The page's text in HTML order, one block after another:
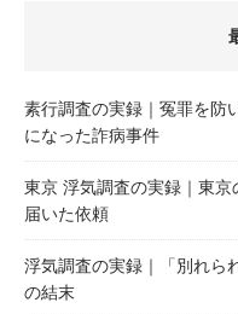
素行調査の実録｜冤罪を防
になった詐病事件
東京 浮気調査の実録｜東
届いた依頼
浮気調査の実録｜「別れら
の結末